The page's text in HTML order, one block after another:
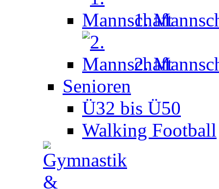
1.
2.
Senioren
Ü32 bis Ü50
Walking Football